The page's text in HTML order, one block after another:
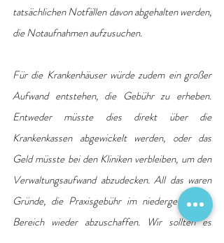
tatsächlichen Notfällen davon abgehalten werden,
die Notaufnahmen aufzusuchen.
Für die Krankenhäuser würde zudem ein großer
Aufwand entstehen, die Gebühr zu erheben.
Entweder müsste dies direkt über die
Krankenkassen abgewickelt werden, oder das
Geld müsste bei den Kliniken verbleiben, um den
Verwaltungsaufwand abzudecken. All das waren
Gründe, die Praxisgebühr im niedergelassenen
Bereich wieder abzuschaffen. Wir sollten es